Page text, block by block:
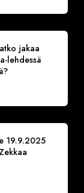
jakaa
lehdessä
19.9.2025